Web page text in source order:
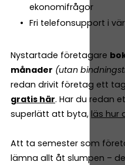
ekonomifrågor
Fri telefonsupport i
Nystartade företagare
månader (utan
redan drivit företag ett
gratis här. Har du redan
superlätt att byta, läs hur
Att ta semester som
lämna allt åt slumpen –